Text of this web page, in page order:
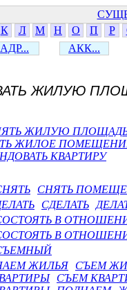
К Л М Н О П Р
АДР... АКК...
ЖИЛУЮ
ЖИЛУЮ
ЖИЛОЕ
КВАРТИРУ
СНЯТЬ
СДЕЛАТЬ
В
В
ЖИЛЬЯ СЪЕМ
СЪЕМ